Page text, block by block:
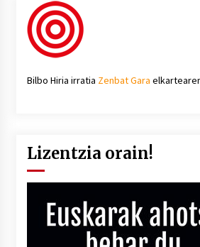
Bilbo Hiria irratia Zenbat Gara
Lizentzia orain!